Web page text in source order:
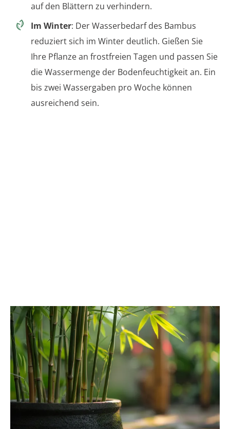
auf den Blättern zu verhindern.
Im Winter: Der Wasserbedarf des Bambus
reduziert sich im Winter deutlich. Gießen Sie
Ihre Pflanze an frostfreien Tagen und passen Sie
die Wassermenge der Bodenfeuchtigkeit an. Ein
bis zwei Wassergaben pro Woche können
ausreichend sein.